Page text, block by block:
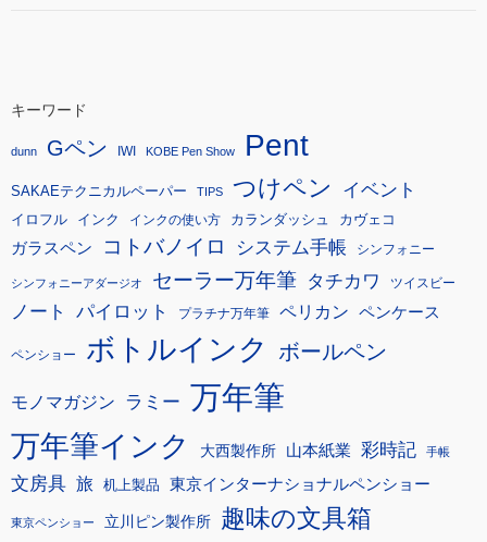
キーワード
dunn Gペン IWI KOBE Pen Show Pent
SAKAEテクニカルペーパー TIPS つけペン イベント
イロフル インク インクの使い方 カランダッシュ カヴェコ
ガラスペン コトバノイロ システム手帳 シンフォニー
シンフォニーアダージオ セーラー万年筆 タチカワ ツイスビー
ノート パイロット プラチナ万年筆 ペリカン ペンケース
ペンショー ボトルインク ボールペン
モノマガジン ラミー 万年筆
万年筆インク 大西製作所 山本紙業 彩時記 手帳
文房具 旅 机上製品 東京インターナショナルペンショー
東京ペンショー 立川ピン製作所 趣味の文具箱